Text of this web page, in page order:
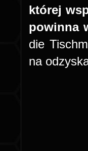
której
powinna
die
na